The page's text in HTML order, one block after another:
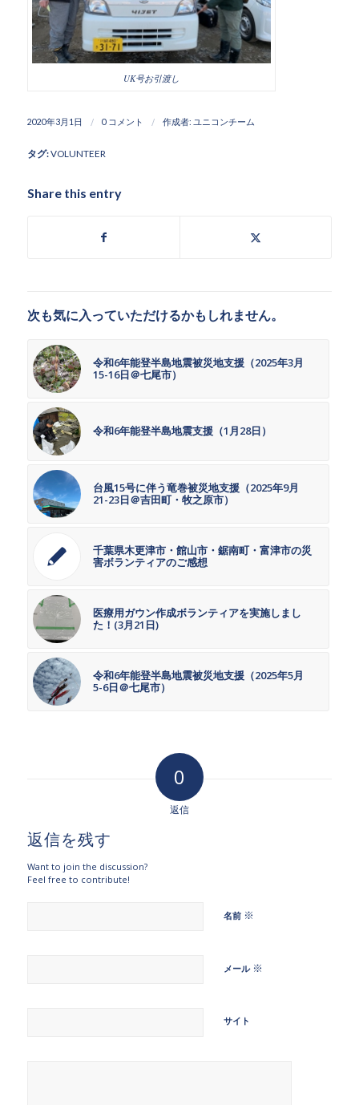
UK号お引渡し
2020年3月1日 / 0 コメント / 作成者: ユニコンチーム
タグ:VOLUNTEER
Share this entry
次も気に入っていただけるかもしれません。
令和6年能登半島地震被災地支援（2025年3月
15-16日＠七尾市）
令和6年能登半島地震支援（1月28日）
台風15号に伴う竜巻被災地支援（2025年9月
21-23日＠吉田町・牧之原市）
千葉県木更津市・館山市・鋸南町・富津市の災
害ボランティアのご感想
医療用ガウン作成ボランティアを実施しまし
た！(3月21日)
令和6年能登半島地震被災地支援（2025年5月
5-6日＠七尾市）
0
返信
返信を残す
Want to join the discussion?
Feel free to contribute!
名前 ※
メール ※
サイト